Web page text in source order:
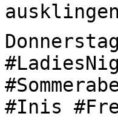
#Inis